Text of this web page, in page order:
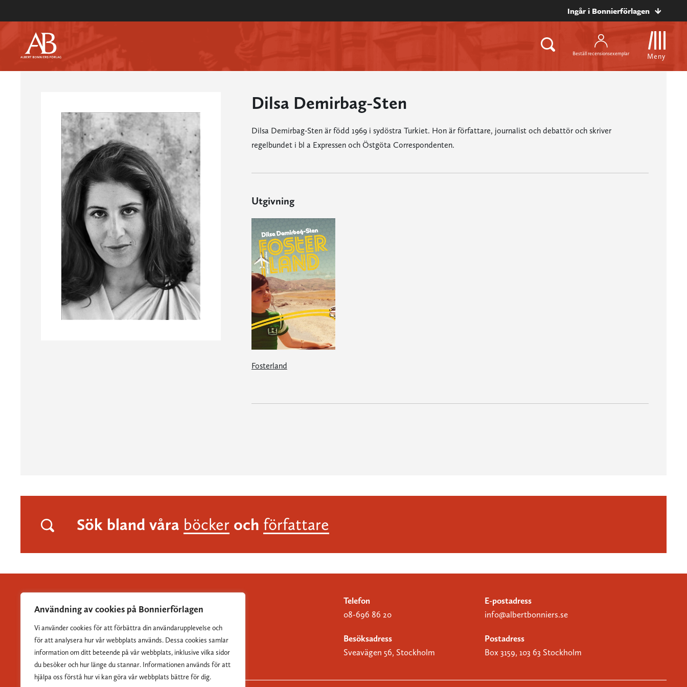
Användning av cookies på Bonnierförlagen
Vi använder cookies för att förbättra din användarupplevelse och
för att analysera hur vår webbplats används. Dessa cookies samlar
information om ditt beteende på vår webbplats, inklusive vilka sidor
du besöker och hur länge du stannar. Informationen används för att
hjälpa oss förstå hur vi kan göra vår webbplats bättre för dig.
Ingår i Bonnierförlagen
Beställ recensionsexemplar Meny
Dilsa Demirbag-Sten
Dilsa Demirbag-Sten är född 1969 i sydöstra Turkiet. Hon är författare, journalist och debattör och skriver
regelbundet i bl a Expressen och Östgöta Correspondenten.
Utgivning
Fosterland
Sök bland våra böcker och författare
Albert Bonniers Förlag grundades 1837 och är Sveriges
största skönlitterära förlag.
Telefon
08-696 86 20
E-postadress
info@albertbonniers.se
Besöksadress
Sveavägen 56, Stockholm
Postadress
Box 3159, 103 63 Stockholm